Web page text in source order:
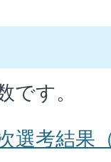
です。
選考結果